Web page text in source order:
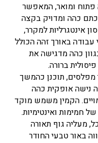
פתוח ומואר, המאפשר
כהה ומדויק בקצה
אינטגרליות למקרר,
עבודה באורך זהה הכולל
כהה מדגישה את
ברורה.
מפלסים, תוכנן כהמשך
נישה אופקית כהה
הקמין משמש מוקד
חמימות ואינטימיות.
מעליה גוף תאורה
באור טבעי החודר